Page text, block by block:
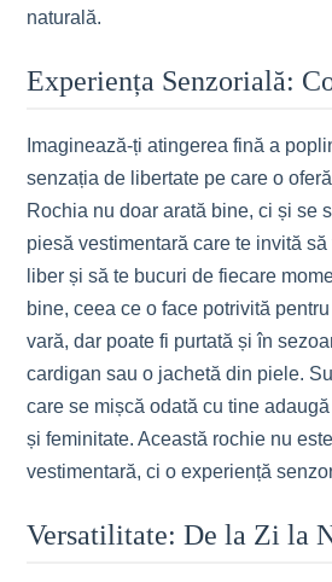
naturală.
Experiența Senzorială:
Imaginează-ți atingerea fină a
senzația de libertate pe care o
Rochia nu doar arată bine, ci și se
piesă vestimentară care te invită
liber și să te bucuri de fiecare
bine, ceea ce o face potrivită
vară, dar poate fi purtată și în
cardigan sau o jachetă din piele.
care se mișcă odată cu tine
și feminitate. Această rochie nu
vestimentară, ci o experiență
Versatilitate: De la Zi la